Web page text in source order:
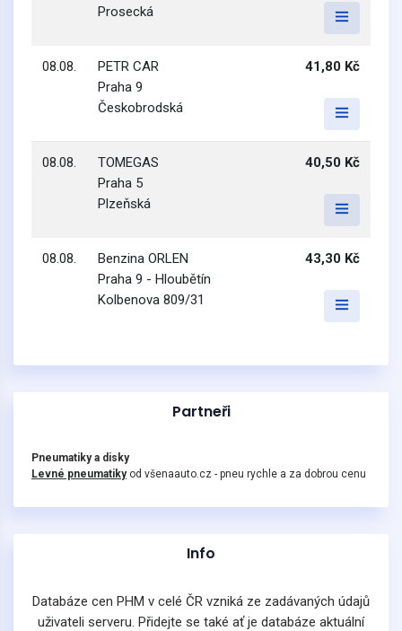
Prosecká
08.08.
PETR CAR
Praha 9
Českobrodská
41,80 Kč
08.08.
TOMEGAS
Praha 5
Plzeňská
40,50 Kč
08.08.
Benzina ORLEN
Praha 9 - Hloubětín
Kolbenova 809/31
43,30 Kč
Partneři
Pneumatiky a disky
Levné pneumatikyod všenaauto.cz - pneu rychle a za dobrou cenu
Info
Databáze cen PHM v celé ČR vzniká ze zadávaných údajů
uživateli serveru. Přidejte se také ať je databáze aktuální